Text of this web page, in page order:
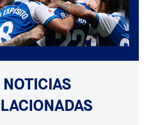
NOTICIAS